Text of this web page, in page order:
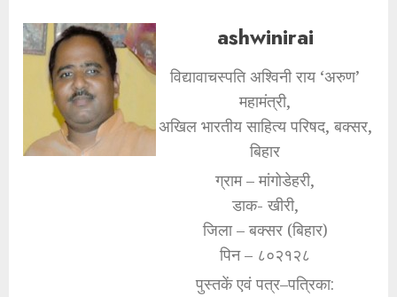
ashwinirai
विद्यावाचस्पति अश्विनी राय ‘अरुण’
महामंत्री,
अखिल भारतीय साहित्य परिषद, बक्सर,
बिहार
ग्राम – मांगोडेहरी,
डाक- खीरी,
जिला – बक्सर (बिहार)
पिन – ८०२१२८
पुस्तकें एवं पत्र–पत्रिका: